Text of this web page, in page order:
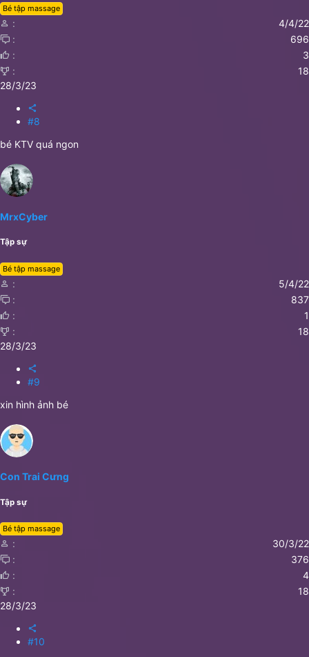
Bé tập massage
4/4/22
696
3
18
28/3/23
#8
bé KTV quá ngon
MrxCyber
Tập sự
Bé tập massage
5/4/22
837
1
18
28/3/23
#9
xin hình ảnh bé
Con Trai Cưng
Tập sự
Bé tập massage
30/3/22
376
4
18
28/3/23
#10